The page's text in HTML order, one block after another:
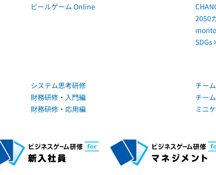
ビールゲーム Online
2050
システム思考研修
財務研修・入門編
財務研修・応用編
チー
チー
ミニ